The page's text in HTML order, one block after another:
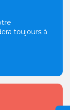
toujours à